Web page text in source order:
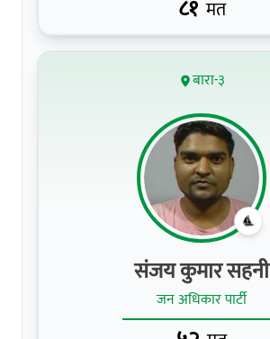
८१ मत
बारा-३
संजय कुमार सहनी
जन अधिकार पार्टी